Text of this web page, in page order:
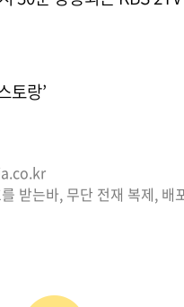
토랑’
받는바, 무단 전재 복제, 배